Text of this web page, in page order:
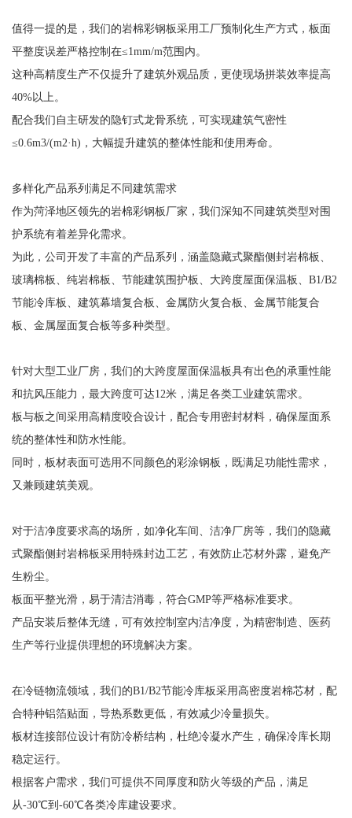
值得一提的是，我们的岩棉彩钢板采用工厂预制化生产方式，板面
平整度误差严格控制在≤1mm/m范围内。
这种高精度生产不仅提升了建筑外观品质，更使现场拼装效率提高
40%以上。
配合我们自主研发的隐钉式龙骨系统，可实现建筑气密性
≤0.6m3/(m2·h)，大幅提升建筑的整体性能和使用寿命。
多样化产品系列满足不同建筑需求
作为菏泽地区领先的岩棉彩钢板厂家，我们深知不同建筑类型对围
护系统有着差异化需求。
为此，公司开发了丰富的产品系列，涵盖隐藏式聚酯侧封岩棉板、
玻璃棉板、纯岩棉板、节能建筑围护板、大跨度屋面保温板、B1/B2
节能冷库板、建筑幕墙复合板、金属防火复合板、金属节能复合
板、金属屋面复合板等多种类型。
针对大型工业厂房，我们的大跨度屋面保温板具有出色的承重性能
和抗风压能力，最大跨度可达12米，满足各类工业建筑需求。
板与板之间采用高精度咬合设计，配合专用密封材料，确保屋面系
统的整体性和防水性能。
同时，板材表面可选用不同颜色的彩涂钢板，既满足功能性需求，
又兼顾建筑美观。
对于洁净度要求高的场所，如净化车间、洁净厂房等，我们的隐藏
式聚酯侧封岩棉板采用特殊封边工艺，有效防止芯材外露，避免产
生粉尘。
板面平整光滑，易于清洁消毒，符合GMP等严格标准要求。
产品安装后整体无缝，可有效控制室内洁净度，为精密制造、医药
生产等行业提供理想的环境解决方案。
在冷链物流领域，我们的B1/B2节能冷库板采用高密度岩棉芯材，配
合特种铝箔贴面，导热系数更低，有效减少冷量损失。
板材连接部位设计有防冷桥结构，杜绝冷凝水产生，确保冷库长期
稳定运行。
根据客户需求，我们可提供不同厚度和防火等级的产品，满足
从-30℃到-60℃各类冷库建设要求。